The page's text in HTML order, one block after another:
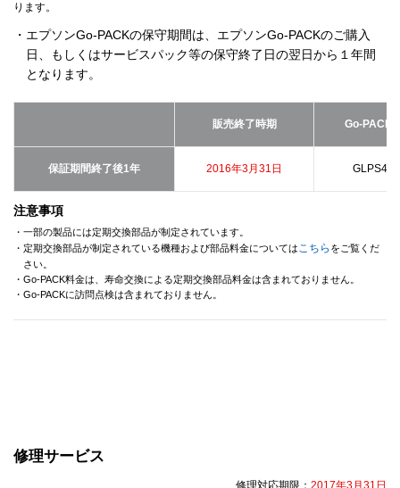
ります。
・エプソンGo-PACKの保守期間は、エプソンGo-PACKのご購入
日、もしくはサービスパック等の保守終了日の翌日から１年間
となります。
販売終了時期 Go-PACK
保証期間終了後1年 2016年3月31日
注意事項
・一部の製品には定期交換部品が制定されています。
・定期交換部品が制定されている機種および部品料金についてはこちら をご覧くだ
さい。
・Go-PACK料金は、寿命交換による定期交換部品料金は含まれておりません。
・Go-PACKに訪問点検は含まれておりません。
修理サービス
修理対応期限： 2017年3月31日